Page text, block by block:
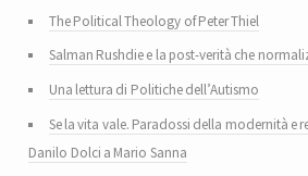
The Political Theology of Peter Thiel
Salman Rushdie e la post-verità che
Una lettura di Politiche dell’Autismo
Se la vita vale. Paradossi della modernità e
Danilo Dolci a Mario Sanna